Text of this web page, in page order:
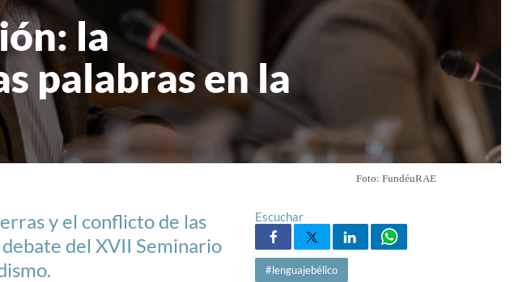
la
palabras en la
Foto: FundéuRAE
Escuchar
#lenguajebélico
y el conflicto de las
del XVII Seminario